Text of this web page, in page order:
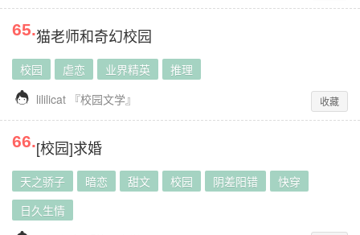
65.猫老师和奇幻校园
校园 虐恋 业界精英 推理
 lililicat 『校园文学』 收藏
66.[校园]求婚
天之骄子 暗恋 甜文 校园 阴差阳错
快穿
日久生情